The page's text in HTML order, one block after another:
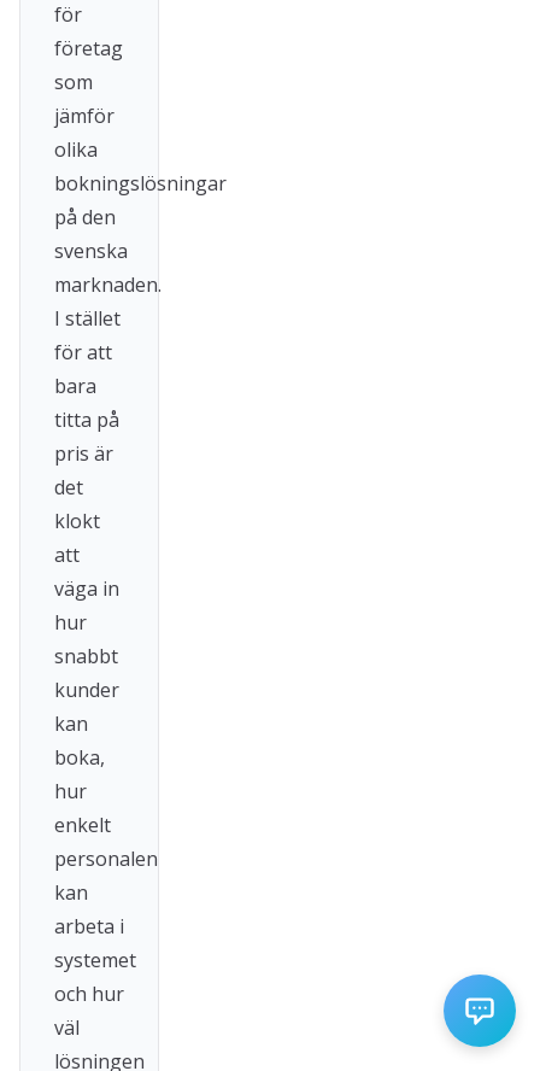
för
företag
som
jämför
olika
bokningslösningar
på den
svenska
marknaden.
I stället
för att
bara
titta på
pris är
det
klokt
att
väga in
hur
snabbt
kunder
kan
boka,
hur
enkelt
personalen
kan
arbeta i
systemet
och hur
väl
lösningen